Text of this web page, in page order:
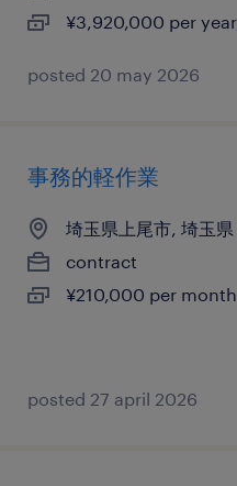
¥3,920,000 per
posted 20 may 2026
事務的軽作業
埼玉県上尾市, 埼玉県
contract
¥210,000 per month
posted 27 april 2026